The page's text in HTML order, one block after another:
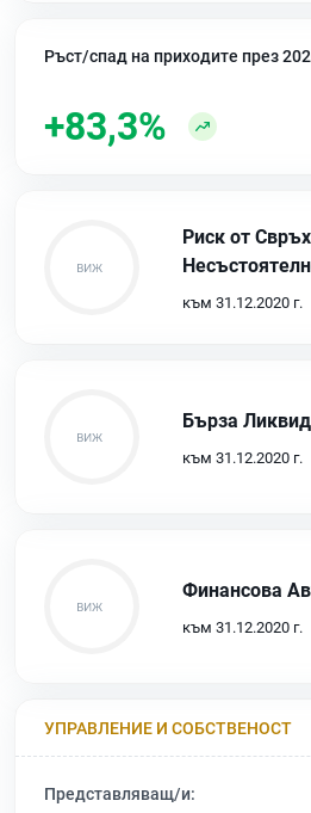
Ръст/спад на приходите през
+83,3%
Риск от
към 31.12.2020 г.
Бърза
към 31.12.2020 г.
Финансова
към 31.12.2020 г.
УПРАВЛЕНИЕ И СОБСТВЕНОСТ
Представляващ/и: